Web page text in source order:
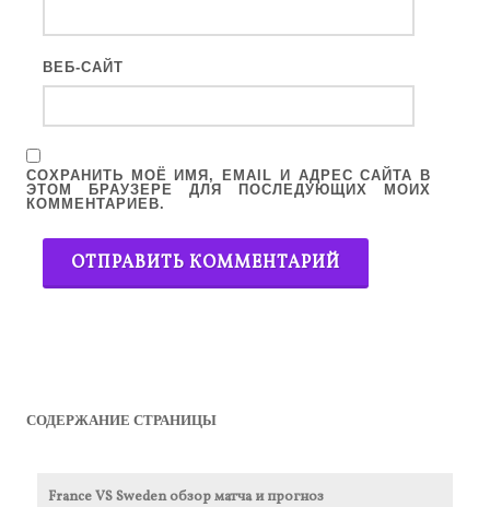
ВЕБ-САЙТ
СОХРАНИТЬ МОЁ ИМЯ, EMAIL И АДРЕС САЙТА В
ЭТОМ БРАУЗЕРЕ ДЛЯ ПОСЛЕДУЮЩИХ МОИХ
КОММЕНТАРИЕВ.
СОДЕРЖАНИЕ СТРАНИЦЫ
France VS Sweden обзор матча и прогноз